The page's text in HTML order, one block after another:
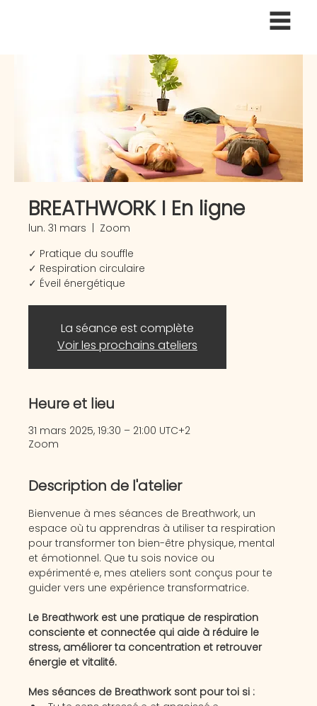
BREATHWORK I En ligne
lun. 31 mars
  |
Zoom
✓ Pratique du souffle
✓ Respiration circulaire
✓ Éveil énergétique
La séance est complète
Voir les prochains ateliers
Heure et lieu
31 mars 2025, 19:30 – 21:00 UTC+2
Zoom
Description de l'atelier
Bienvenue à mes séances de Breathwork, un
espace où tu apprendras à utiliser ta respiration
pour transformer ton bien-être physique, mental
et émotionnel. Que tu sois novice ou
expérimenté·e, mes ateliers sont conçus pour te
guider vers une expérience transformatrice.
Le Breathwork est une pratique de respiration
consciente et connectée qui aide à réduire le
stress, améliorer ta concentration et retrouver
énergie et vitalité.
Mes séances de Breathwork sont pour toi si :